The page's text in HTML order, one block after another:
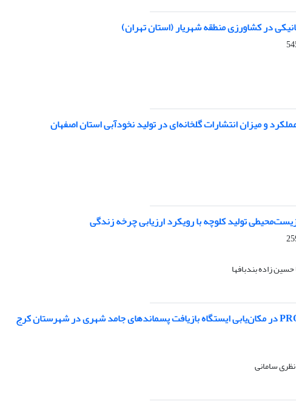
در کشاورزی منطقه شهریار (استان تهران)
و میزان انتشارات گلخانه‌ای در تولید نخودآبی استان اصفهان
تولید کلوچه با رویکرد ارزیابی چرخه زندگی
زاده بندبافها
نظری سامانی